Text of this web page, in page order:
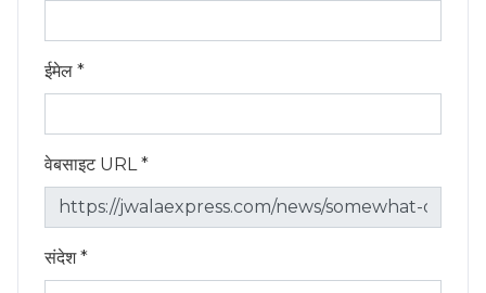
ईमेल *
वेबसाइट URL *
संदेश *